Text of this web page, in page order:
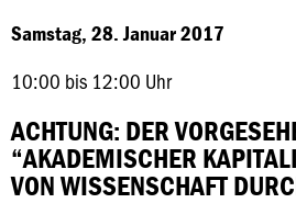
Samstag, 28. Januar 2017
10:00 bis 12:00 Uhr
ACHTUNG: DER
“AKADEMISCHER
VON WISSENSCHAFT